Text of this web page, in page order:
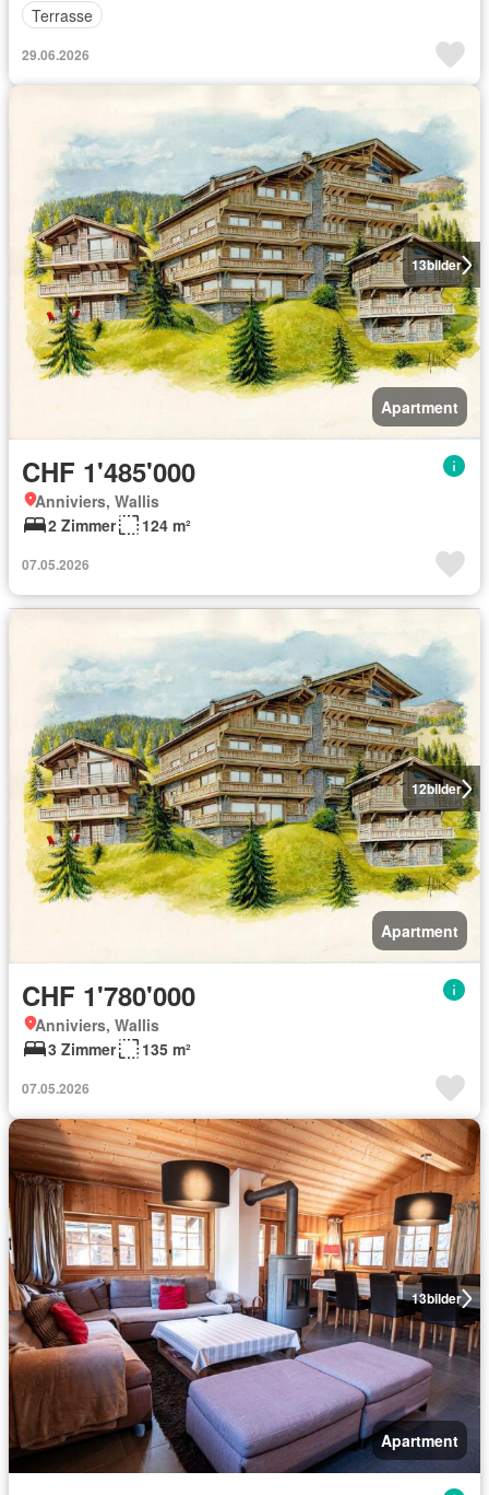
Terrasse
29.06.2026
13bilder
Apartment
CHF 1'485'000
Anniviers, Wallis
2 Zimmer
124 m²
07.05.2026
12bilder
Apartment
CHF 1'780'000
Anniviers, Wallis
3 Zimmer
135 m²
07.05.2026
13bilder
Apartment